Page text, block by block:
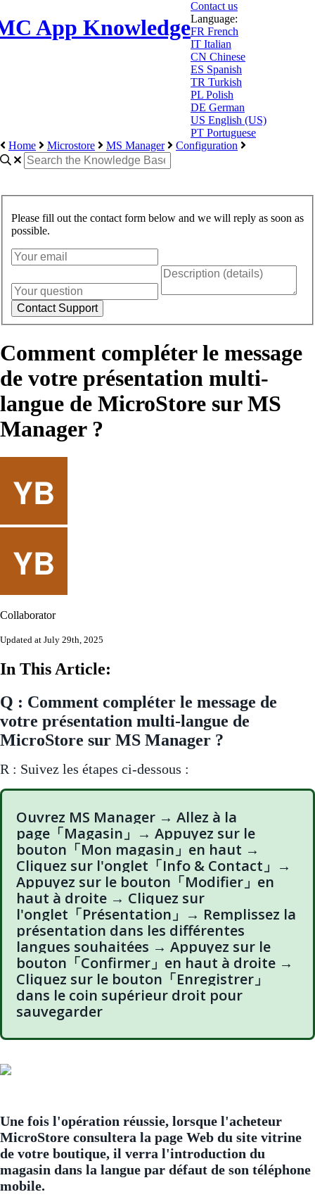
App Knowledge
Contact us
Language:
FR French
IT Italian
CN Chinese
ES Spanish
TR Turkish
PL Polish
DE German
US English (US)
PT Portuguese
Home
Microstore MS Manager Configuration
Please fill out the contact form below and we will reply as soon as
possible.
Comment compléter le message
de votre présentation multi-
langue de MicroStore sur MS
Manager ?
Collaborator
Updated at July 29th, 2025
In This Article:
Q : Comment compléter le message de
votre présentation multi-langue de
MicroStore sur MS Manager ?
R : Suivez les étapes ci-dessous :
Ouvrez MS Manager → Allez à la
page「Magasin」→ Appuyez sur le
bouton「Mon magasin」en haut →
Cliquez sur l'onglet「Info & Contact」→
Appuyez sur le bouton「Modifier」en
haut à droite → Cliquez sur
l'onglet「Présentation」→ Remplissez la
présentation dans les différentes
langues souhaitées → Appuyez sur le
bouton「Confirmer」en haut à droite →
Cliquez sur le bouton「Enregistrer」
dans le coin supérieur droit pour
sauvegarder
Une fois l'opération réussie, lorsque l'acheteur
MicroStore consultera la page Web du site vitrine
de votre boutique, il verra l'introduction du
magasin dans la langue par défaut de son téléphone
mobile.